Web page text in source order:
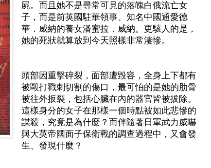
屍。而且她不是尋常可見的落魄白俄流亡女
子，而是前英國駐華領事、知名中國通愛德
華．威納的養女潘蜜拉．威納。更駭人的是，
她的死狀就算放到今天照樣非常淒慘。
頭部因重擊碎裂，面部遭毀容，全身上下都有
被毆打戳刺切割的傷口，最可怕的是她的肋骨
被往外扳裂，包括心臟在內的器官皆被拔除。
這樣身分的女子在那樣一個時點被如此悲慘的
謀殺，究竟是為什麼？而伴隨著日軍武力威嚇
與大英帝國面子保衛戰的調查過程中，又會發
生、發現什麼？